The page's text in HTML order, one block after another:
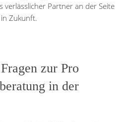
verlässlicher Partner an der Seite
Zukunft.
zur Pro
in der